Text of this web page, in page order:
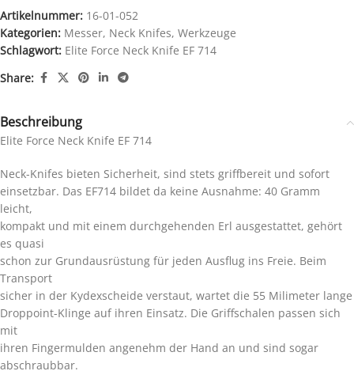
Artikelnummer: 16-01-052
Kategorien: Messer, Neck Knifes, Werkzeuge
Schlagwort: Elite Force Neck Knife EF 714
Share:
Beschreibung
Elite Force Neck Knife EF 714
Neck-Knifes bieten Sicherheit, sind stets griffbereit und sofort
einsetzbar. Das EF714 bildet da keine Ausnahme: 40 Gramm
leicht,
kompakt und mit einem durchgehenden Erl ausgestattet, gehört
es quasi
schon zur Grundausrüstung für jeden Ausflug ins Freie. Beim
Transport
sicher in der Kydexscheide verstaut, wartet die 55 Milimeter lange
Droppoint-Klinge auf ihren Einsatz. Die Griffschalen passen sich
mit
ihren Fingermulden angenehm der Hand an und sind sogar
abschraubbar.